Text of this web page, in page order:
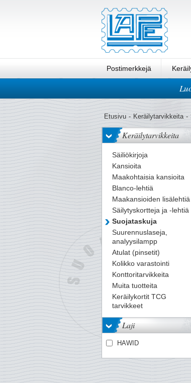
Postimerkkejä
Etusivu - Keräilytarvikkeita -
Keräilytarvikkeita
Säiliökirjoja
Kansioita
Maakohtaisia kansioita
Blanco-lehtiä
Maakansioiden lisälehtiä
Säilytyskortteja ja -lehtiä
Suojataskuja
Suurennuslaseja,
analyysilampp
Atulat (pinsetit)
Kolikko varastointi
Konttoritarvikkeita
Muita tuotteita
Keräilykortit TCG
tarvikkeet
Laji
HAWID